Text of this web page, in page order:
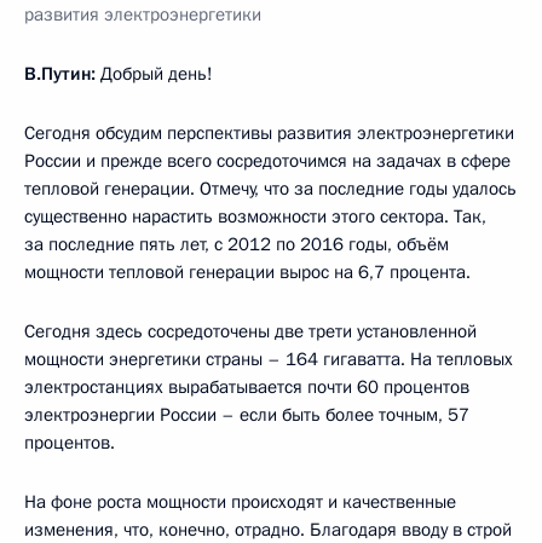
развития электроэнергетики
В.Путин: Добрый день!
Сегодня обсудим перспективы развития электроэнергетики
России и прежде всего сосредоточимся на задачах в сфере
тепловой генерации. Отмечу, что за последние годы удалось
существенно нарастить возможности этого сектора. Так,
за последние пять лет, с 2012 по 2016 годы, объём
мощности тепловой генерации вырос на 6,7 процента.
Сегодня здесь сосредоточены две трети установленной
мощности энергетики страны – 164 гигаватта. На тепловых
электростанциях вырабатывается почти 60 процентов
электроэнергии России – если быть более точным, 57
процентов.
На фоне роста мощности происходят и качественные
изменения, что, конечно, отрадно. Благодаря вводу в строй